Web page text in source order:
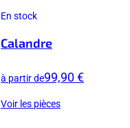
En stock
Calandre
à partir de99,90 €
Voir les pièces